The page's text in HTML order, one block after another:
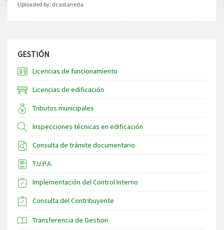
Uploaded by: dcastaneda
GESTIÓN
Licencias de funcionamiento
Licencias de edificación
Tributos municipales
Inspecciones técnicas en edificación
Consulta de trámite documentario
T.U.P.A.
Implementación del Control Interno
Consulta del Contribuyente
Transferencia de Gestion